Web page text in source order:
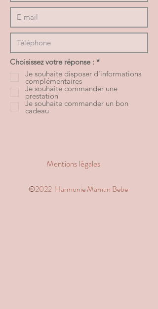
Choisissez votre réponse : *O
l
g
t
Je souhaite disposer d'informations
complémentaires
Je souhaite commander une
prestation
Je souhaite commander un bon
cadeau
Mentions légales
©️2022 Harmonie Maman Bebe